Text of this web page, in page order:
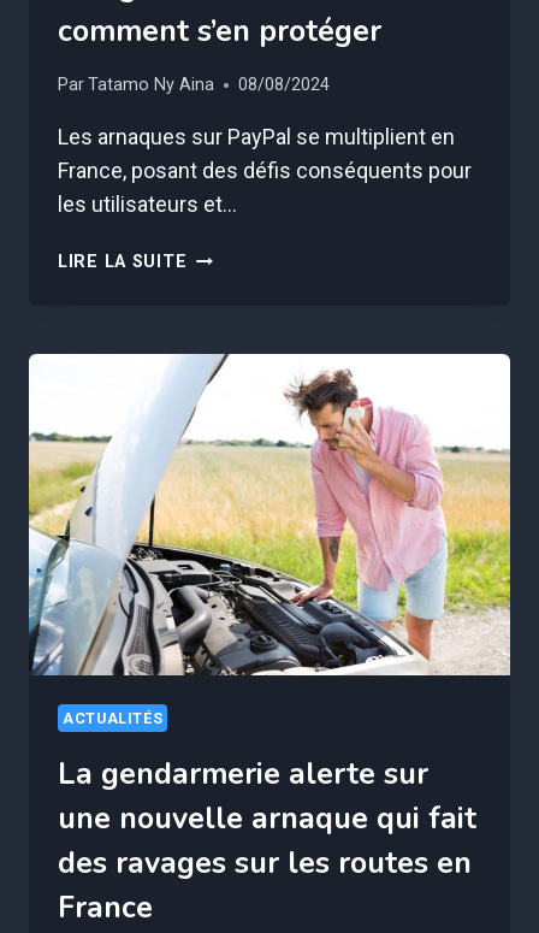
comment s’en protéger
ParTatamo Ny Aina 08/08/2024
Les arnaques sur PayPal se multiplient en
France, posant des défis conséquents pour
les utilisateurs et…
LIRE LA SUITE CETTE
DES
RAVAGES
EN
FRANCE,
VOICI
COMMENT
S’EN
PROTÉGER
ACTUALITÉS
La gendarmerie alerte sur
une nouvelle arnaque qui fait
des ravages sur les routes en
France